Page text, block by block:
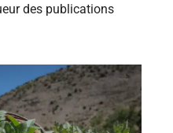
des publications